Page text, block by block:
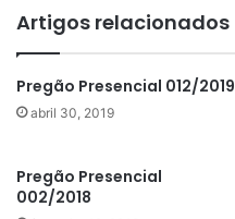
Artigos relacionados
Pregão Presencial 012/2019
abril 30, 2019
Pregão Presencial
002/2018